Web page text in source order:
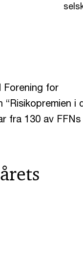
Forening for
“Risikopremien i
fra 130 av FFNs